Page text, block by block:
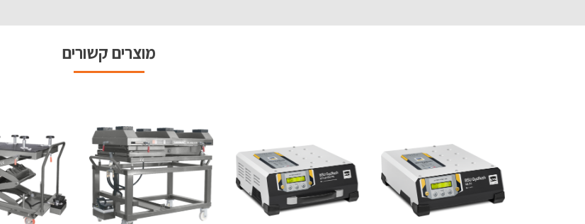
מוצרים קשורים